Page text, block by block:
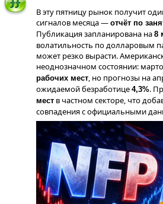
В эту пятницу рынок получит
сигналов месяца — отчёт по
Публикация запланирована на 8
волатильность по долларовым
может резко вырасти.
неоднозначном состоянии:
рабочих мест, но прогнозы на
ожидаемой безработице 4,3%.
мест в частном секторе, что
совпадения с официальными